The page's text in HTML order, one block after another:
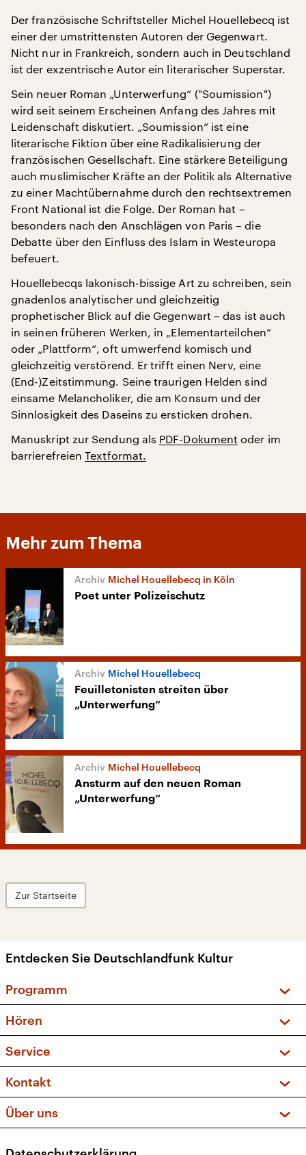
Der französische Schriftsteller Michel Houellebecq ist
einer der umstrittensten Autoren der Gegenwart.
Nicht nur in Frankreich, sondern auch in Deutschland
ist der exzentrische Autor ein literarischer Superstar.
Sein neuer Roman „Unterwerfung“ ("Soumission")
wird seit seinem Erscheinen Anfang des Jahres mit
Leidenschaft diskutiert. „Soumission“ ist eine
literarische Fiktion über eine Radikalisierung der
französischen Gesellschaft. Eine stärkere Beteiligung
auch muslimischer Kräfte an der Politik als Alternative
zu einer Machtübernahme durch den rechtsextremen
Front National ist die Folge. Der Roman hat –
besonders nach den Anschlägen von Paris – die
Debatte über den Einfluss des Islam in Westeuropa
befeuert.
Houellebecqs lakonisch-bissige Art zu schreiben, sein
gnadenlos analytischer und gleichzeitig
prophetischer Blick auf die Gegenwart – das ist auch
in seinen früheren Werken, in „Elementarteilchen“
oder „Plattform“, oft umwerfend komisch und
gleichzeitig verstörend. Er trifft einen Nerv, eine
(End-)Zeitstimmung. Seine traurigen Helden sind
einsame Melancholiker, die am Konsum und der
Sinnlosigkeit des Daseins zu ersticken drohen.
Manuskript zur Sendung als PDF-Dokument oder im
barrierefreienTextformat.
Mehr zum Thema
Michel Houellebecq in Köln
Poet unter Polizeischutz
Michel Houellebecq
Feuilletonisten streiten über
„Unterwerfung“
Michel Houellebecq
Ansturm auf den neuen Roman
„Unterwerfung“
Zur Startseite
Entdecken Sie Deutschlandfunk Kultur
Programm
Sendungen und Podcasts
Musikliste
Kakadu – Das Kinderprogramm
Hören
Frequenzen (UKW + DAB+)
Service
FAQ
Apps
Newsletter
Kontakt
Social Media
Über uns